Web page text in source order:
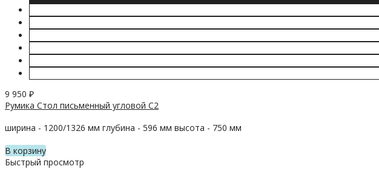
9 950 ₽
Румика Стол письменный угловой С2
ширина - 1200/1326 мм глубина - 596 мм высота - 750 мм
В корзину
Быстрый просмотр